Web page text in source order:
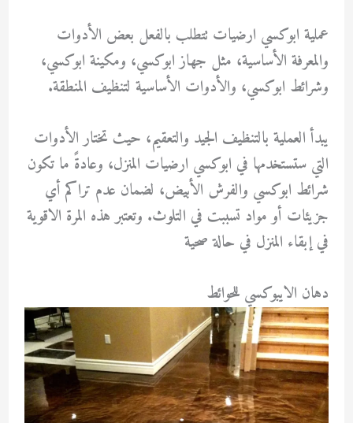
عملية ابوكسي ارضيات تتطلب بالفعل بعض الأدوات
والمعرفة الأساسية، مثل جهاز ابوكسي، ومكينة ابوكسي،
وشرائط ابوكسي، والأدوات الأساسية لتنظيف المنطقة.
يبدأ العملية بالتنظيف الجيد والتعقيم، حيث تختار الأدوات
التي ستستخدمها في ابوكسي ارضيات المنزل، وعادةً ما تكون
شرائط ابوكسي والفرش الأبيض، لضمان عدم تراكم أي
جزيئات أو مواد تسببت في التلوث. وتعتبر هذه المرة الاقوية
في إبقاء المنزل في حالة صحية
دهان الايبوكسي للحوائط